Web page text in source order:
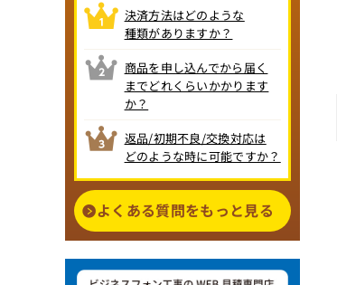
決済方法はどのような
種類がありますか？
商品を申し込んでから届く
までどれくらいかかります
か？
返品/初期不良/交換対応は
どのような時に可能ですか？
よくある質問をもっと見る